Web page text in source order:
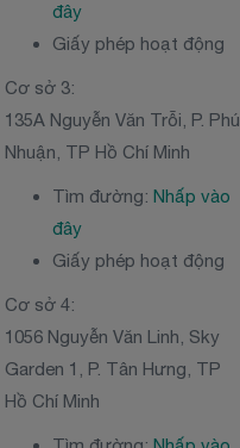
đây
Giấy phép hoạt động
Cơ sở 3:
135A Nguyễn Văn Trỗi, P. Phú
Nhuận, TP Hồ Chí Minh
Tìm đường:Nhấp vào
đây
Giấy phép hoạt động
Cơ sở 4:
1056 Nguyễn Văn Linh, Sky
Garden 1, P. Tân Hưng, TP
Hồ Chí Minh